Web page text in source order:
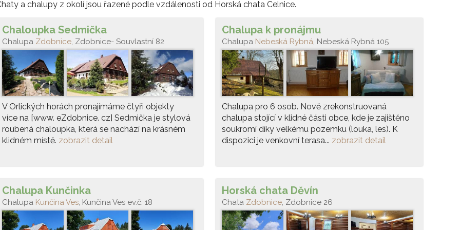
a chalupy z okolí jsou řazené podle vzdálenosti od Horská chata Celnice.
Chaloupka Sedmička
Chalupa Zdobnice, Zdobnice- Souvlastní 82
V Orlických horách pronajímáme čtyři objekty
více na [www. eZdobnice. cz] Sedmička je stylová
roubená chaloupka, která se nachází na krásném
klidném místě. zobrazit detail
Chalupa k pronájmu
Chalupa Nebeská Rybná, Nebeská Rybná 105
Chalupa pro 6 osob. Nově zrekonstruovaná
chalupa stojící v klidné části obce, kde je zajištěno
soukromí díky velkému pozemku (louka, les). K
dispozici je venkovní terasa... zobrazit detail
Chalupa Kunčinka
Chalupa Kunčina Ves, Kunčina Ves ev.č. 18
Horská chata Děvín
Chata Zdobnice, Zdobnice 26